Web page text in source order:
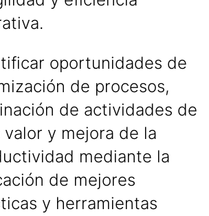
oportunidades de
de procesos,
de actividades de
valor y mejora de la
mediante la
de mejores
y herramientas